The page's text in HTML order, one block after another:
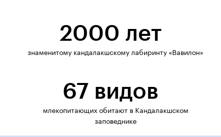
2000 лет
знаменитому кандалакшскому лабиринту «Вавилон»
67 видов
млекопитающих обитают в Кандалакшском
заповеднике